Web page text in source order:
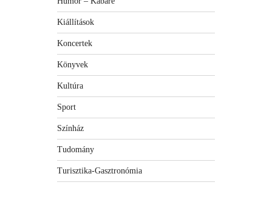
Kiállítások
Koncertek
Könyvek
Kultúra
Sport
Színház
Tudomány
Turisztika-Gasztronómia